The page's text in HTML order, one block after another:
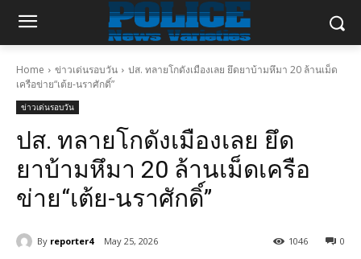
Home ข่าวเด่นรอบวัน
ปส. ทลายโกดังเมืองเลย ยึดยาบ้ามหึมา 20 ล้านเม็ด
เครือข่าย“เต้ย-นราศักดิ์”
ข่าวเด่นรอบวัน
ปส. ทลายโกดังเมืองเลย ยึด
ยาบ้ามหึมา 20 ล้านเม็ดเครือ
ข่าย“เต้ย-นราศักดิ์”
By reporter4 May 25, 2026 0
1046